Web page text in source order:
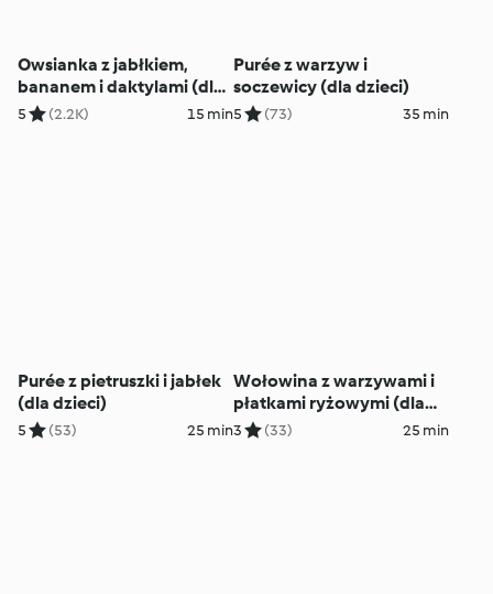
Owsianka z jabłkiem,
bananem i daktylami (dla
dzieci)
5 (2.2K) 15 min
Purée z warzyw i
soczewicy (dla dzieci)
5 (73) 35 min
Purée z pietruszki i jabłek
(dla dzieci)
5 (53) 25 min
Wołowina z warzywami i
płatkami ryżowymi (dla
dzieci)
3 (33) 25 min